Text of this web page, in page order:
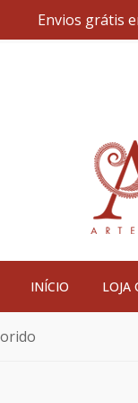
Envios grátis
INÍCIO LOJA